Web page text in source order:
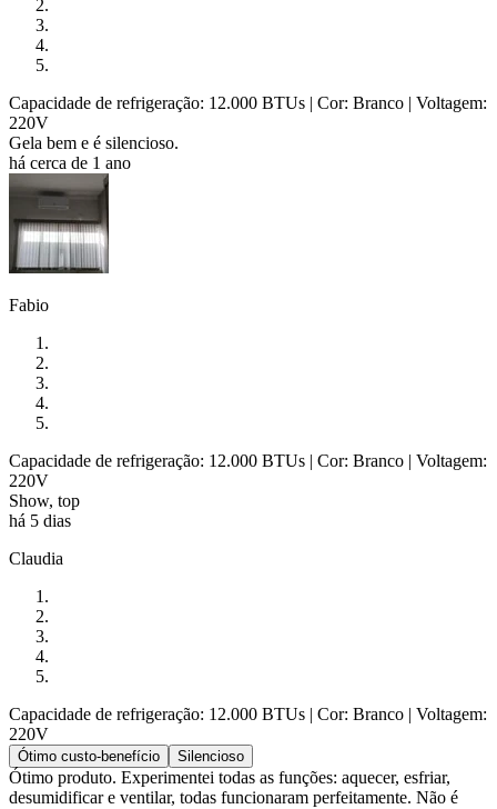
Capacidade de refrigeração: 12.000 BTUs | Cor: Branco | Voltagem:
220V
Gela bem e é silencioso.
há cerca de 1 ano
Fabio
Capacidade de refrigeração: 12.000 BTUs | Cor: Branco | Voltagem:
220V
Show, top
há 5 dias
Claudia
Capacidade de refrigeração: 12.000 BTUs | Cor: Branco | Voltagem:
220V
Ótimo custo-benefício Silencioso
Ótimo produto. Experimentei todas as funções: aquecer, esfriar,
desumidificar e ventilar, todas funcionaram perfeitamente. Não é